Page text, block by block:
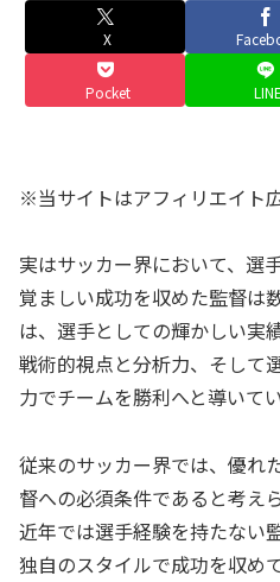
X
Pocket LINE
※当サイトはアフィリエイト
実はサッカー界において、選
覚ましい成功を収めた監督は
は、選手としての輝かしい実
戦術的視点と分析力、そして
力でチームを勝利へと導いてい
従来のサッカー界では、優れ
督への必須条件であると考え
近年では選手経験を持たない
独自のスタイルで成功を収め